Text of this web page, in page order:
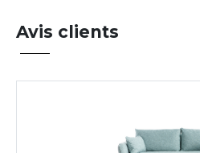
Avis clients